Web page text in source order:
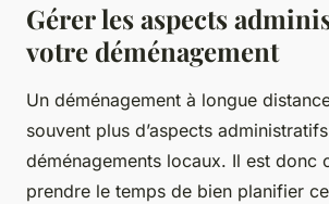
Gérer les aspects
votre déménagement
Un déménagement à longue
souvent plus d’aspects
déménagements locaux. Il est donc
prendre le temps de bien planifier